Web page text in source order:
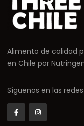
Alimento de calidad
en Chile por
Síguenos en las